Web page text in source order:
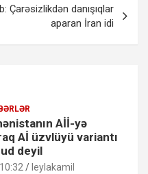
Çarəsizlikdən danışıqlar
aparan İran idi
Aİİ-yə
Aİ üzvlüyü variantı
deyil
leylakamil